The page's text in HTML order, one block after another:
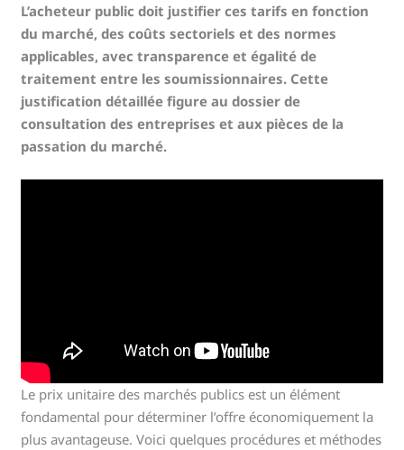
L’acheteur public doit justifier ces tarifs en fonction
du marché, des coûts sectoriels et des normes
applicables, avec transparence et égalité de
traitement entre les soumissionnaires. Cette
justification détaillée figure au dossier de
consultation des entreprises et aux pièces de la
passation du marché.
Le prix unitaire des marchés publics est un élément
fondamental pour déterminer l’offre économiquement la
plus avantageuse. Voici quelques procédures et méthodes